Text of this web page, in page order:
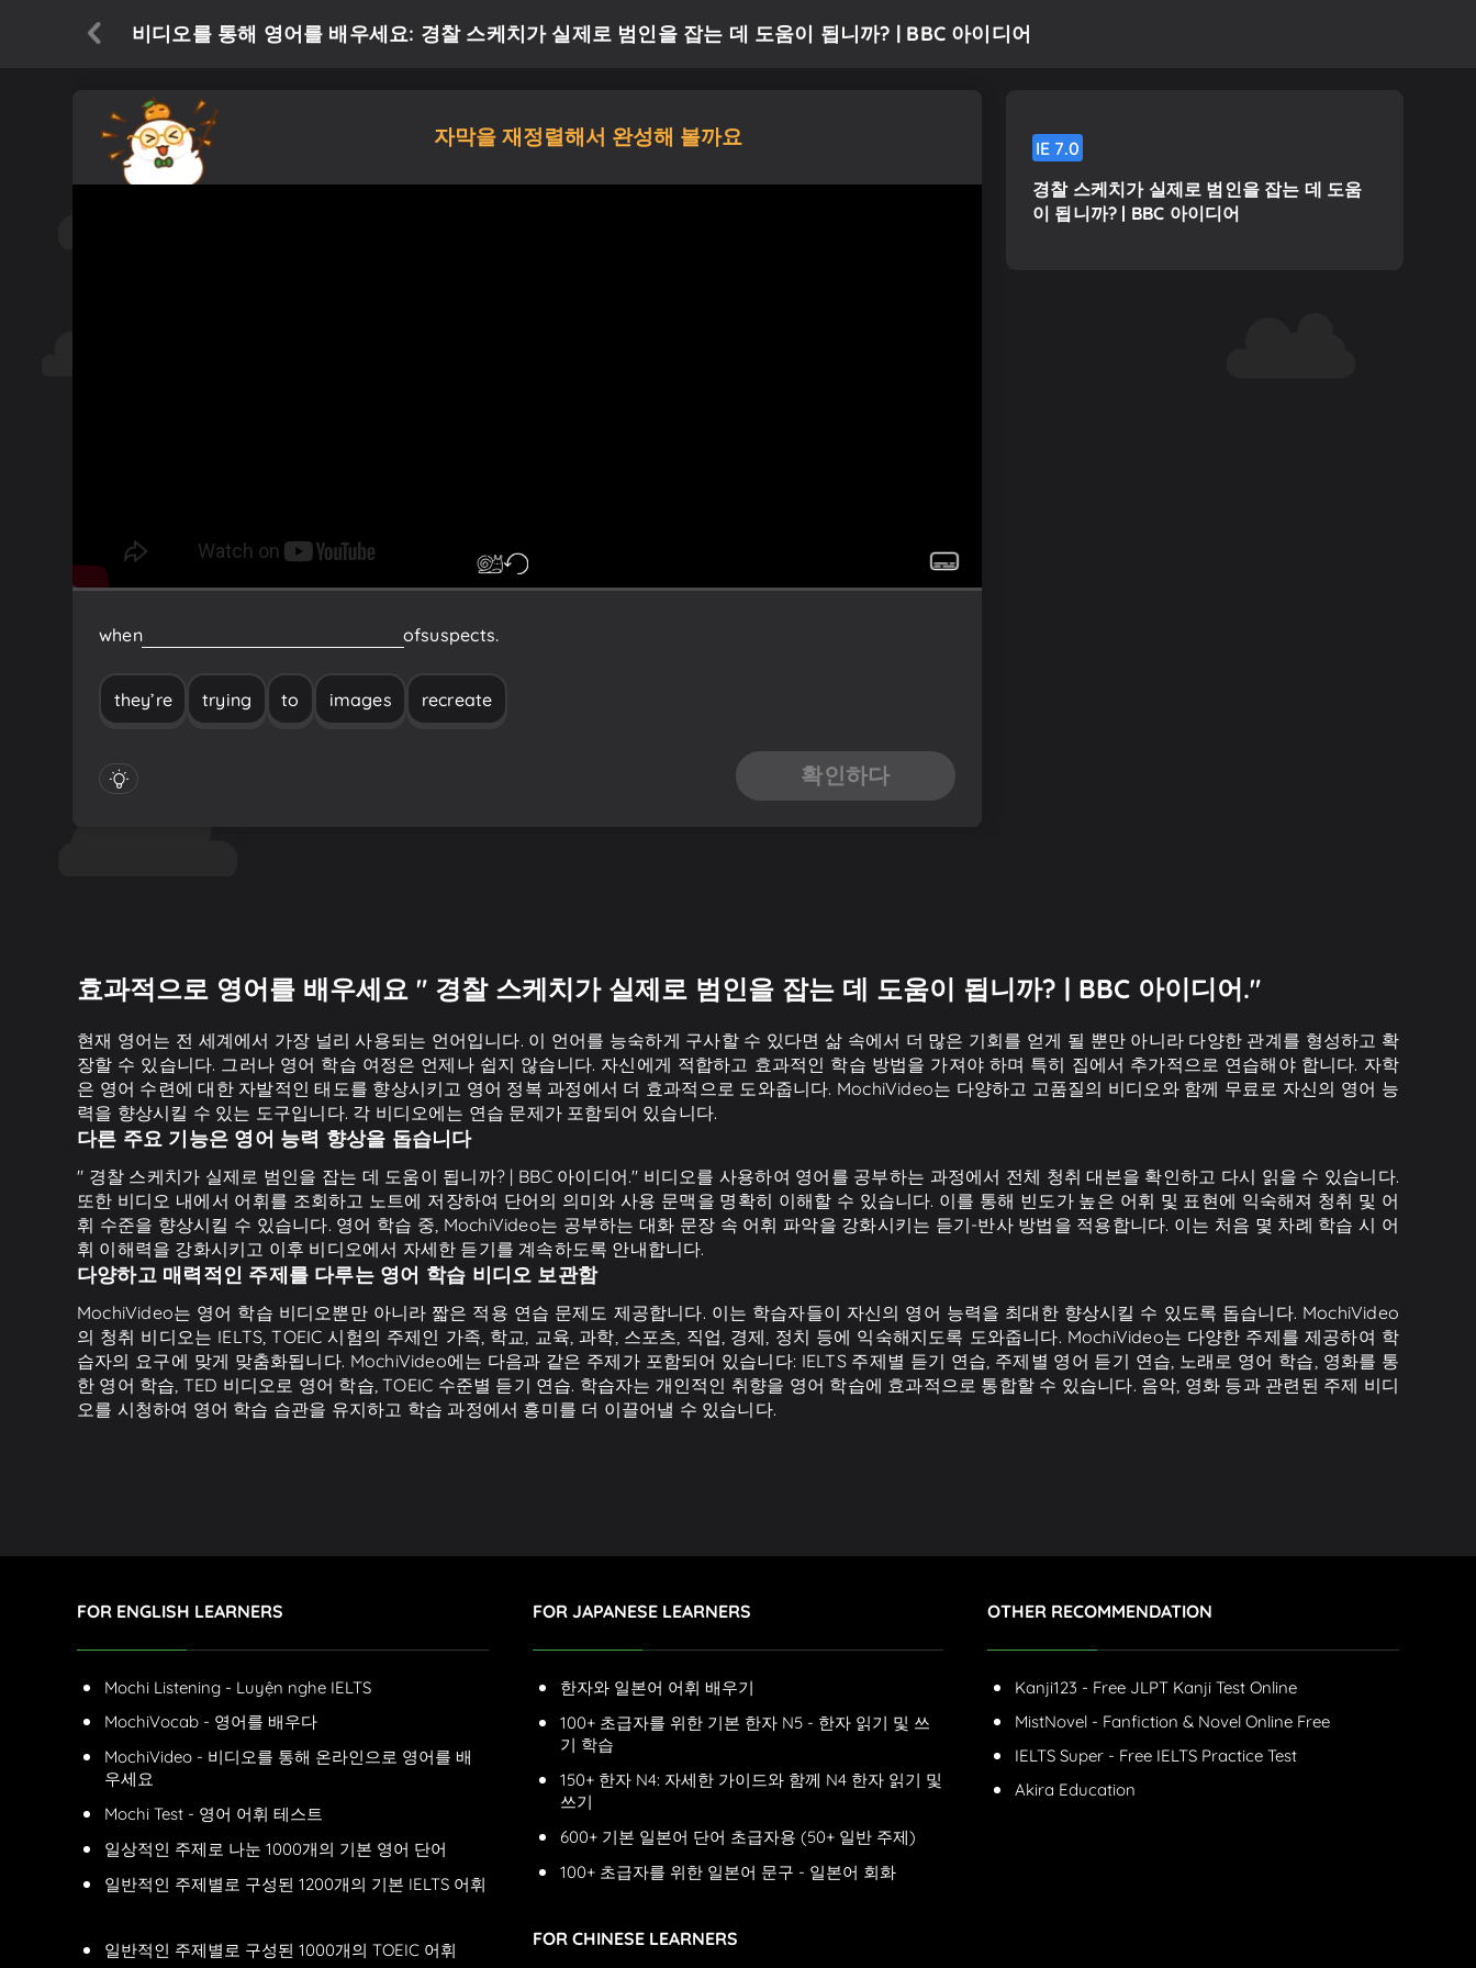
비디오를 통해 영어를 배우세요: 경찰 스케치가 실제로 범인을 잡는 데 도움이 됩니까? | BBC 아이디어
자막을 재정렬해서 완성해 볼까요
whenthey’re ofsuspects.
they’re trying to images recreate
확인하다
IE 7.0
경찰 스케치가 실제로 범인을 잡는 데 도움
이 됩니까? | BBC 아이디어
효과적으로 영어를 배우세요 " 경찰 스케치가 실제로 범인을 잡는 데 도움이 됩니까? | BBC 아이디어."
현재 영어는 전 세계에서 가장 널리 사용되는 언어입니다. 이 언어를 능숙하게 구사할 수 있다면 삶 속에서 더 많은 기회를 얻게 될 뿐만 아니라 다양한 관계를 형성하고 확
장할 수 있습니다. 그러나 영어 학습 여정은 언제나 쉽지 않습니다. 자신에게 적합하고 효과적인 학습 방법을 가져야 하며 특히 집에서 추가적으로 연습해야 합니다. 자학
은 영어 수련에 대한 자발적인 태도를 향상시키고 영어 정복 과정에서 더 효과적으로 도와줍니다. MochiVideo는 다양하고 고품질의 비디오와 함께 무료로 자신의 영어 능
력을 향상시킬 수 있는 도구입니다. 각 비디오에는 연습 문제가 포함되어 있습니다.
다른 주요 기능은 영어 능력 향상을 돕습니다
" 경찰 스케치가 실제로 범인을 잡는 데 도움이 됩니까? | BBC 아이디어." 비디오를 사용하여 영어를 공부하는 과정에서 전체 청취 대본을 확인하고 다시 읽을 수 있습니다.
또한 비디오 내에서 어휘를 조회하고 노트에 저장하여 단어의 의미와 사용 문맥을 명확히 이해할 수 있습니다. 이를 통해 빈도가 높은 어휘 및 표현에 익숙해져 청취 및 어
휘 수준을 향상시킬 수 있습니다. 영어 학습 중, MochiVideo는 공부하는 대화 문장 속 어휘 파악을 강화시키는 듣기-반사 방법을 적용합니다. 이는 처음 몇 차례 학습 시 어
휘 이해력을 강화시키고 이후 비디오에서 자세한 듣기를 계속하도록 안내합니다.
다양하고 매력적인 주제를 다루는 영어 학습 비디오 보관함
MochiVideo는 영어 학습 비디오뿐만 아니라 짧은 적용 연습 문제도 제공합니다. 이는 학습자들이 자신의 영어 능력을 최대한 향상시킬 수 있도록 돕습니다. MochiVideo
의 청취 비디오는 IELTS, TOEIC 시험의 주제인 가족, 학교, 교육, 과학, 스포츠, 직업, 경제, 정치 등에 익숙해지도록 도와줍니다. MochiVideo는 다양한 주제를 제공하여 학
습자의 요구에 맞게 맞춤화됩니다. MochiVideo에는 다음과 같은 주제가 포함되어 있습니다: IELTS 주제별 듣기 연습, 주제별 영어 듣기 연습, 노래로 영어 학습, 영화를 통
한 영어 학습, TED 비디오로 영어 학습, TOEIC 수준별 듣기 연습. 학습자는 개인적인 취향을 영어 학습에 효과적으로 통합할 수 있습니다. 음악, 영화 등과 관련된 주제 비디
오를 시청하여 영어 학습 습관을 유지하고 학습 과정에서 흥미를 더 이끌어낼 수 있습니다.
FOR ENGLISH LEARNERS
Mochi Listening - Luyện nghe IELTS
MochiVocab - 영어를 배우다
MochiVideo - 비디오를 통해 온라인으로 영어를 배
우세요
Mochi Test - 영어 어휘 테스트
일상적인 주제로 나눈 1000개의 기본 영어 단어
일반적인 주제별로 구성된 1200개의 기본 IELTS 어휘
일반적인 주제별로 구성된 1000개의 TOEIC 어휘
FOR JAPANESE LEARNERS
한자와 일본어 어휘 배우기
100+ 초급자를 위한 기본 한자 N5 - 한자 읽기 및 쓰
기 학습
150+ 한자 N4: 자세한 가이드와 함께 N4 한자 읽기 및
쓰기
600+ 기본 일본어 단어 초급자용 (50+ 일반 주제)
100+ 초급자를 위한 일본어 문구 - 일본어 회화
FOR CHINESE LEARNERS
OTHER RECOMMENDATION
Kanji123 - Free JLPT Kanji Test Online
MistNovel - Fanfiction & Novel Online Free
IELTS Super - Free IELTS Practice Test
Akira Education